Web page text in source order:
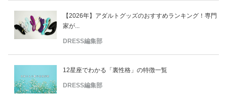
【2026年】アダルトグッズのおすすめランキング！専門
家が...
DRESS編集部
12星座でわかる「裏性格」の特徴一覧
DRESS編集部